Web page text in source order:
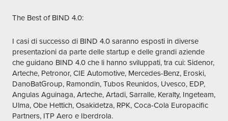
The Best of BIND 4.0:
I casi di successo di BIND 4.0 saranno esposti in diverse
presentazioni da parte delle startup e delle grandi aziende
che guidano BIND 4.0 che li hanno sviluppati, tra cui: Sidenor,
Arteche, Petronor, CIE Automotive, Mercedes-Benz, Eroski,
DanoBatGroup, Ramondin, Tubos Reunidos, Uvesco, EDP,
Angulas Aguinaga, Arteche, Artadi, Sarralle, Keralty, Ingeteam,
Ulma, Obe Hettich, Osakidetza, RPK, Coca-Cola Europacific
Partners, ITP Aero e Iberdrola.